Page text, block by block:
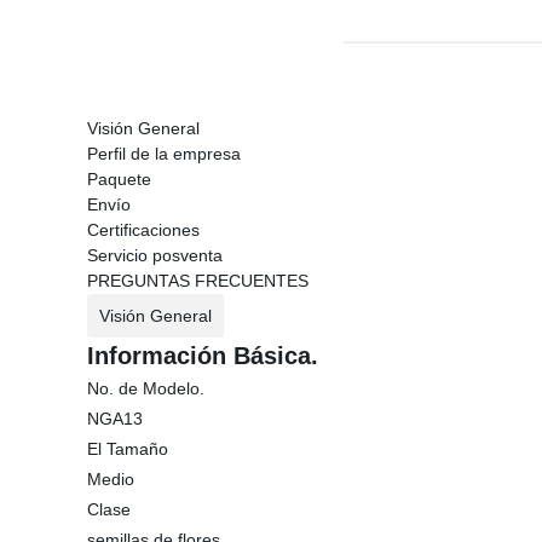
Visión General
Perfil de la empresa
Paquete
Envío
Certificaciones
Servicio posventa
PREGUNTAS FRECUENTES
Visión General
Información Básica.
No. de Modelo.
NGA13
El Tamaño
Medio
Clase